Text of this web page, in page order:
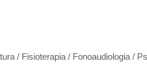
/ Fisioterapia / Fonoaudiologia /